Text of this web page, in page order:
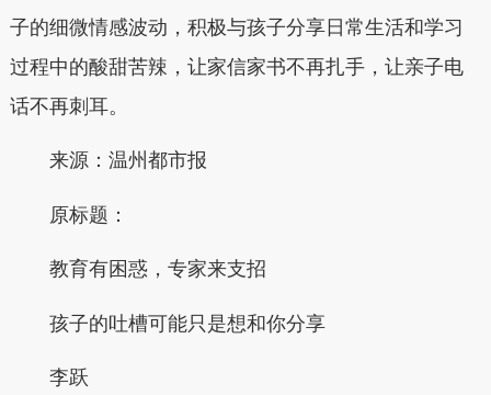
子的细微情感波动，积极与孩子分享日常生活和学习
过程中的酸甜苦辣，让家信家书不再扎手，让亲子电
话不再刺耳。
来源：温州都市报
原标题：
教育有困惑，专家来支招
孩子的吐槽可能只是想和你分享
李跃